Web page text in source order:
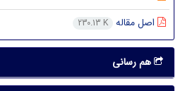
اصل مقاله 230.13 K
هم رسانی